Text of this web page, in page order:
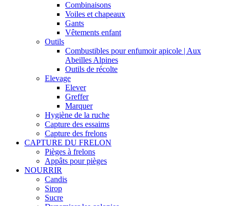
Combinaisons
Voiles et chapeaux
Gants
Vêtements enfant
Outils
Combustibles pour enfumoir apicole | Aux
Abeilles Alpines
Outils de récolte
Elevage
Elever
Greffer
Marquer
Hygiène de la ruche
Capture des essaims
Capture des frelons
CAPTURE DU FRELON
Pièges à frelons
Appâts pour pièges
NOURRIR
Candis
Sirop
Sucre